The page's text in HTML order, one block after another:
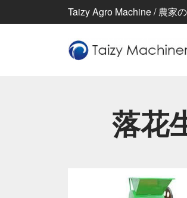
Taizy Agro Machine / 農家
落花